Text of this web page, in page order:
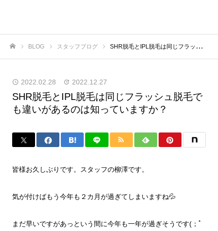
BLOG スタッフブログ SHR脱毛とIPL脱毛は同じフラッシュ脱毛でも違いがあるのは知っていますか？
2022.02.28 2022.12.27
SHR脱毛とIPL脱毛は同じフラッシュ脱毛で
も違いがあるのは知っていますか？
皆様お久しぶりです。スタッフの柳澤です。
気が付けばもう今年も２カ月が過ぎてしまいますね💦
まだ早いですがあっという間に今年も一年が過ぎそうです(；ﾟ